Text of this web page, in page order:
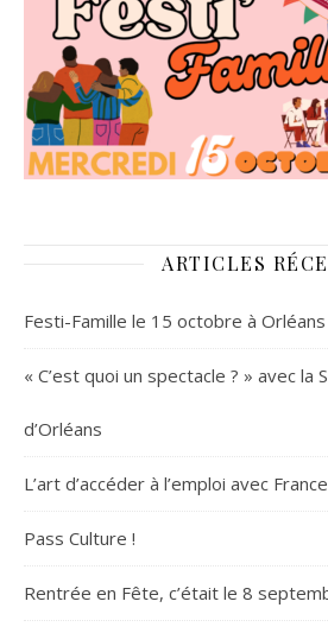
ARTICLES
Festi-Famille le 15 octobre à Orléans
« C’est quoi un spectacle ? » avec la
d’Orléans
L’art d’accéder à l’emploi avec
Pass Culture !
Rentrée en Fête, c’était le 8